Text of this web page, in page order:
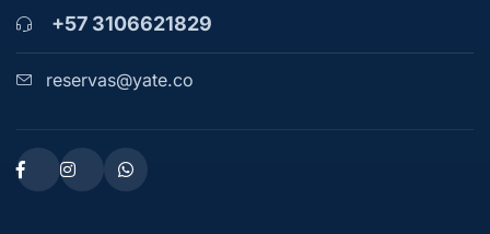
+57 3106621829
reservas@yate.co